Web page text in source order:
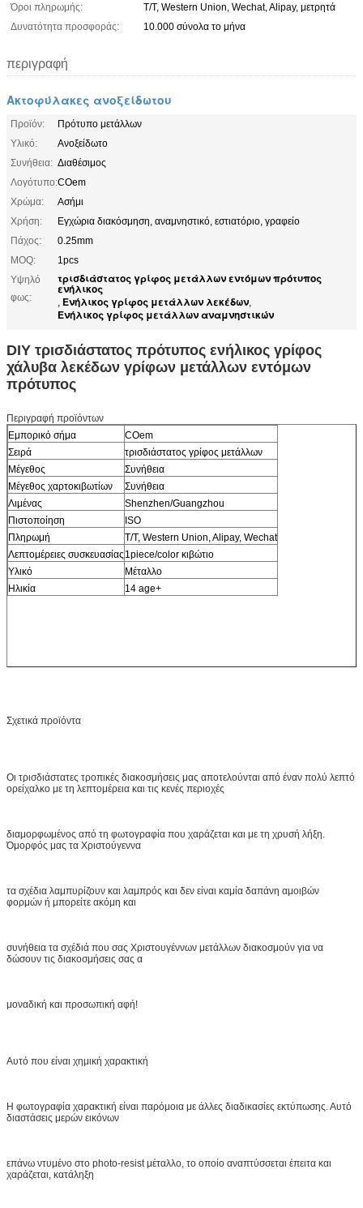
Όροι πληρωμής:
T/T, Western Union, Wechat, Alipay, μετρητά
Δυνατότητα προσφοράς:
10.000 σύνολα το μήνα
περιγραφή
Ακτοφύλακες ανοξείδωτου
Προϊόν:
Πρότυπο μετάλλων
Υλικό:
Ανοξείδωτο
Συνήθεια: Διαθέσιμος
Λογότυπο:COem
Χρώμα:
Ασήμι
Χρήση:
Εγχώρια διακόσμηση, αναμνηστικό, εστιατόριο, γραφείο
Πάχος:
0.25mm
MOQ:
1pcs
Υψηλό
φως:
τρισδιάστατος γρίφος μετάλλων εντόμων πρότυπος
ενήλικος
, Ενήλικος γρίφος μετάλλων λεκέδων,
Ενήλικος γρίφος μετάλλων αναμνηστικών
DIY τρισδιάστατος πρότυπος ενήλικος γρίφος
χάλυβα λεκέδων γρίφων μετάλλων εντόμων
πρότυπος
Περιγραφή προϊόντων
Εμπορικό σήμα
COem
Σειρά
τρισδιάστατος γρίφος μετάλλων
Μέγεθος
Συνήθεια
Μέγεθος χαρτοκιβωτίων
Συνήθεια
Λιμένας
Shenzhen/Guangzhou
Πιστοποίηση
ISO
Πληρωμή
T/T, Western Union, Alipay, Wechat
Λεπτομέρειες συσκευασίας 1piece/color κιβώτιο
Υλικό
Μέταλλο
Ηλικία
14 age+
Σχετικά προϊόντα
Οι τρισδιάστατες τροπικές διακοσμήσεις μας αποτελούνται από έναν πολύ λεπτό
ορείχαλκο με τη λεπτομέρεια και τις κενές περιοχές
διαμορφωμένος από τη φωτογραφία που χαράζεται και με τη χρυσή λήξη.
Όμορφός μας τα Χριστούγεννα
τα σχέδια λαμπυρίζουν και λαμπρός και δεν είναι καμία δαπάνη αμοιβών
φορμών ή μπορείτε ακόμη και
συνήθεια τα σχέδιά που σας Χριστουγέννων μετάλλων διακοσμούν για να
δώσουν τις διακοσμήσεις σας α
μοναδική και προσωπική αφή!
Αυτό που είναι χημική χαρακτική
Η φωτογραφία χαρακτική είναι παρόμοια με άλλες διαδικασίες εκτύπωσης. Αυτό
διαστάσεις μερών εικόνων
επάνω ντυμένο στο photo-resist μέταλλο, το οποίο αναπτύσσεται έπειτα και
χαράζεται, κατάληξη